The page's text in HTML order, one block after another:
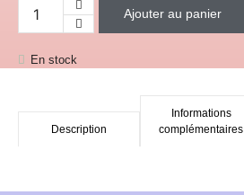
quantité de Fruit shoot
Ajouter au panier
En stock
Description
Informations
complémentaires